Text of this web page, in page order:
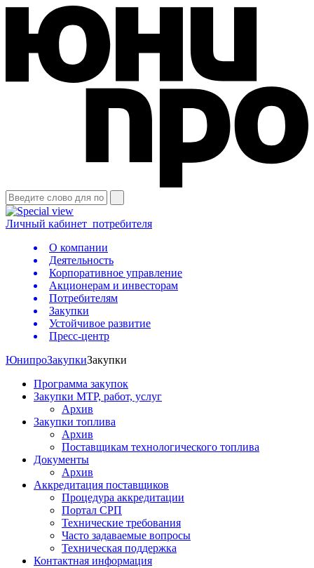
Личный кабинет потребителя
О компании
Деятельность
Корпоративное управление
Акционерам и инвесторам
Потребителям
Закупки
Устойчивое развитие
Пресс-центр
ЮнипроЗакупкиЗакупки
Программа закупок
Закупки МТР, работ, услуг
Архив
Закупки топлива
Архив
Поставщикам технологического топлива
Документы
Архив
Аккредитация поставщиков
Процедура аккредитации
Портал СРП
Технические требования
Часто задаваемые вопросы
Техническая поддержка
Контактная информация